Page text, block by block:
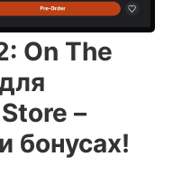
On The
–
бонусах!